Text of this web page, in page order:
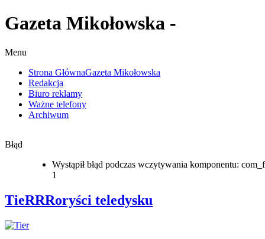
Gazeta Mikołowska -
Menu
Strona GłównaGazeta Mikołowska
Redakcja
Biuro reklamy
Ważne telefony
Archiwum
Błąd
Wystąpił błąd podczas wczytywania komponentu:
1
TieRRRoryści teledysku